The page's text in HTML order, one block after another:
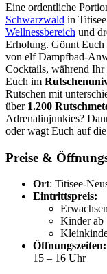
Eine ordentliche
Schwarzwald in
Wellnessbereich und
Erholung. Gönnt Euch
von elf Dampfbad-
Cocktails, während
Euch im
Rutschen mit
über 1.200
Adrenalinjunkies?
oder wagt Euch auf
Preise &
Ort: Titisee-
Eintrittspreis:
Kinder ab
Öffnungszeiten:
15 – 16 Uhr